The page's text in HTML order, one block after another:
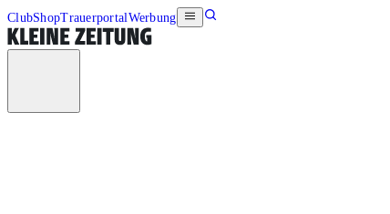
ClubShopTrauerportalWerbung